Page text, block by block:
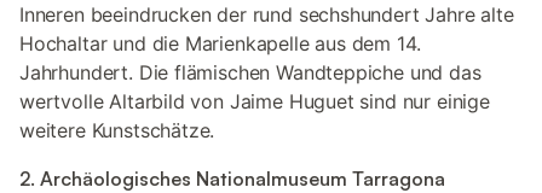
Inneren beeindrucken der rund sechshundert Jahre alte
Hochaltar und die Marienkapelle aus dem 14.
Jahrhundert. Die flämischen Wandteppiche und das
wertvolle Altarbild von Jaime Huguet sind nur einige
weitere Kunstschätze.
2. Archäologisches Nationalmuseum Tarragona